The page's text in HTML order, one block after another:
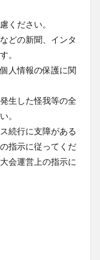
ください。
どの新聞、インタ
。
人情報の保護に関
生した怪我等の全
。
続行に支障がある
指示に従ってくだ
会運営上の指示に